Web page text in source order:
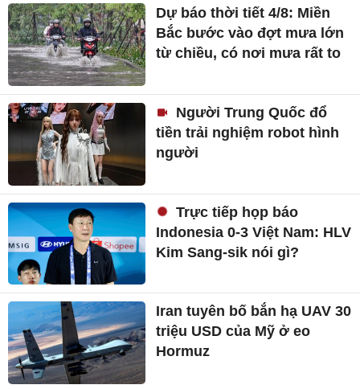
Dự báo thời tiết 4/8: Miền
Bắc bước vào đợt mưa lớn
từ chiều, có nơi mưa rất to
Người Trung Quốc đổ
tiền trải nghiệm robot hình
người
Trực tiếp họp báo
Indonesia 0-3 Việt Nam: HLV
Kim Sang-sik nói gì?
Iran tuyên bố bắn hạ UAV 30
triệu USD của Mỹ ở eo
Hormuz